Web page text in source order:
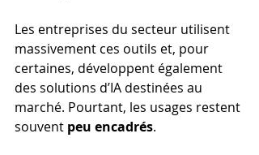
Les entreprises du secteur utilisent
massivement ces outils et, pour
certaines, développent également
des solutions d’IA destinées au
marché. Pourtant, les usages restent
souvent peu encadrés.